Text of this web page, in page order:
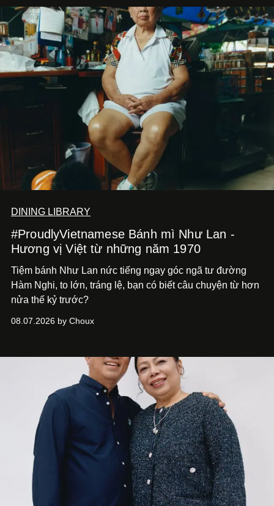
DINING LIBRARY
#ProudlyVietnamese Bánh mì Như Lan -
Hương vị Việt từ những năm 1970
Tiệm bánh Như Lan nức tiếng ngay góc ngã tư đường
Hàm Nghi, to lớn, tráng lệ, bạn có biết câu chuyện từ hơn
nửa thế kỷ trước?
08.07.2026 by Choux